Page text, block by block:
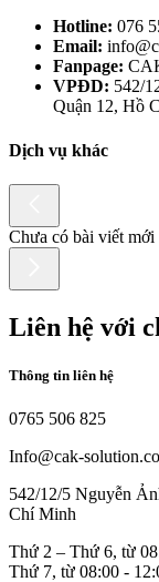
Hotline: 076
Email:
Fanpage:
VPĐD: 542/
Quận 12, Hồ
Dịch vụ khác
Chưa có bài viết mới
Liên hệ với
Thông tin liên hệ
0765 506 825
Info@cak-
542/12/5 Nguyễn
Chí Minh
Thứ 2 – Thứ 6, từ
Thứ 7, từ 08:00 -